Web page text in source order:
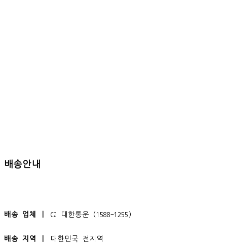
배송안내
배송 업체 ㅣ CJ 대한통운 (1588-1255)
배송 지역 ㅣ 대한민국 전지역